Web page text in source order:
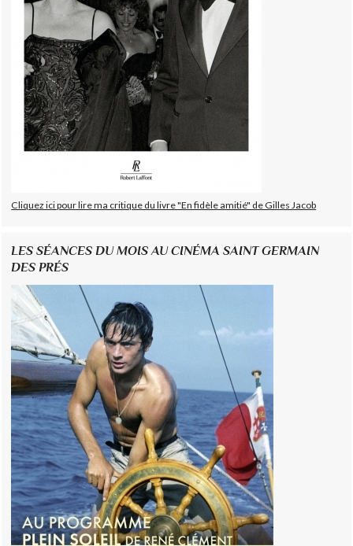
Cliquez ici pour lire ma critique du livre "En fidèle amitié" de Gilles Jacob
LES SÉANCES DU MOIS AU CINÉMA SAINT GERMAIN
DES PRÉS